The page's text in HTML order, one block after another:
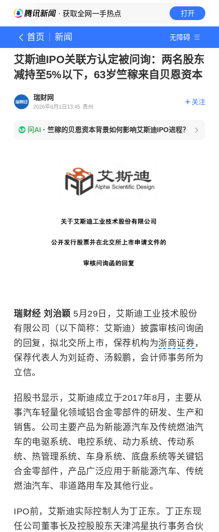
· 获取全网一手热点 打开
首页 新闻 无障碍
艾斯迪IPO关联方认定被问询：两名股东
减持至5%以下，63岁竺稼来自贝恩资本
瑞财网
2026年6月1日13:45 贵州
关注
问AI · 竺稼的贝恩资本背景如何影响艾斯迪IPO进程？
瑞财经 刘治颖 5月29日，艾斯迪工业技术股份
有限公司（以下简称：艾斯迪）披露审核问询函
的回复，拟北交所上市，保荐机构为浙商证券，
保荐代表人为刘延奇、汤毅鹏，会计师事务所为
立信。
招股书显示，艾斯迪成立于2017年8月，主要从
事汽车轻量化领域铝合金零部件的研发、生产和
销售。公司主要产品为新能源汽车及传统燃油汽
车的电驱系统、电控系统、动力系统、传动系
统、热管理系统、车身系统、底盘系统等关键铝
合金零部件，产品广泛应用于新能源汽车、传统
燃油汽车、非道路用车及其他行业。
IPO前，艾斯迪实际控制人为丁正东。丁正东现
任公司董事长及控股股东天津鸿星执行事务合伙